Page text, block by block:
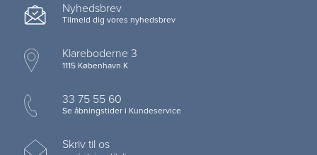
Nyhedsbrev
Tilmeld dig vores nyhedsbrev
Klareboderne 3
1115 København K
33 75 55 60
Se åbningstider i Kundeservice
Skriv til os